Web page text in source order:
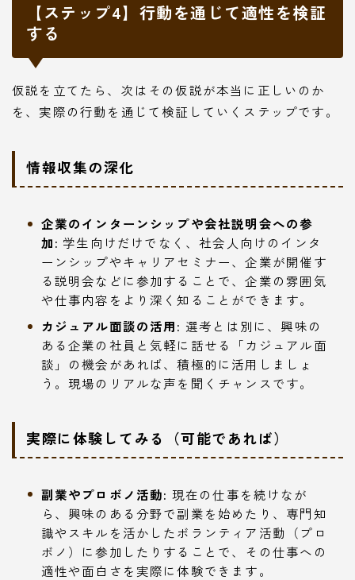
【ステップ4】行動を通じて適性を検証
する
仮説を立てたら、次はその仮説が本当に正しいのか
を、実際の行動を通じて検証していくステップです。
情報収集の深化
企業のインターンシップや会社説明会への参
加: 学生向けだけでなく、社会人向けのインタ
ーンシップやキャリアセミナー、企業が開催す
る説明会などに参加することで、企業の雰囲気
や仕事内容をより深く知ることができます。
カジュアル面談の活用: 選考とは別に、興味の
ある企業の社員と気軽に話せる「カジュアル面
談」の機会があれば、積極的に活用しましょ
う。現場のリアルな声を聞くチャンスです。
実際に体験してみる（可能であれば）
副業やプロボノ活動: 現在の仕事を続けなが
ら、興味のある分野で副業を始めたり、専門知
識やスキルを活かしたボランティア活動（プロ
ボノ）に参加したりすることで、その仕事への
適性や面白さを実際に体験できます。